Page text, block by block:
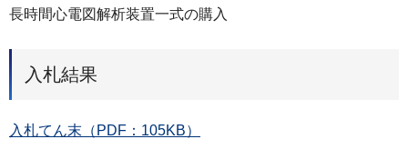
長時間心電図解析装置一式の購入
入札結果
入札てん末（PDF：105KB）